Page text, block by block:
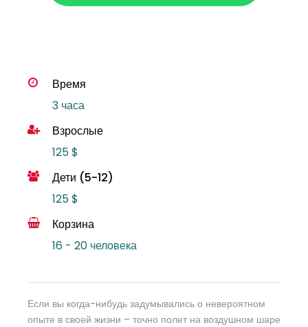
Время
3 часа
Взрослые
125 $
Дети (5-12)
125 $
Корзина
16 - 20 человека
Если вы когда-нибудь задумывались о невероятном
опыте в своей жизни – точно полет на воздушном шаре